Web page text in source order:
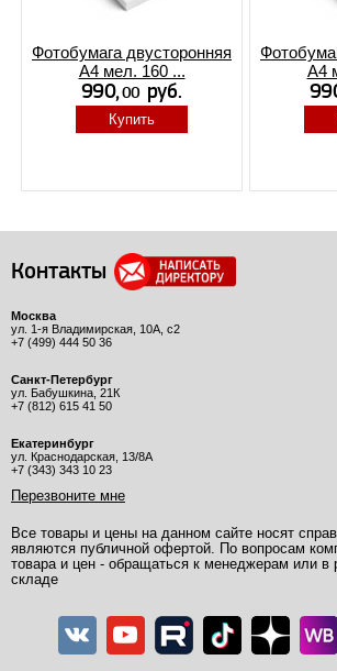
Фотобумага двусторонняя
А4 мел. 160 ...
Купить
А4
Контакты
Москва
ул. 1-я Владимирская, 10А, с2
+7 (499) 444 50 36
Санкт-Петербург
ул. Бабушкина, 21К
+7 (812) 615 41 50
Екатеринбург
ул. Краснодарская, 13/8А
+7 (343) 343 10 23
Перезвоните мне
Все товары и цены на данном сайте носят
являются публичной офертой. По вопросам
товара и цен - обращаться к менеджерам или в
складе